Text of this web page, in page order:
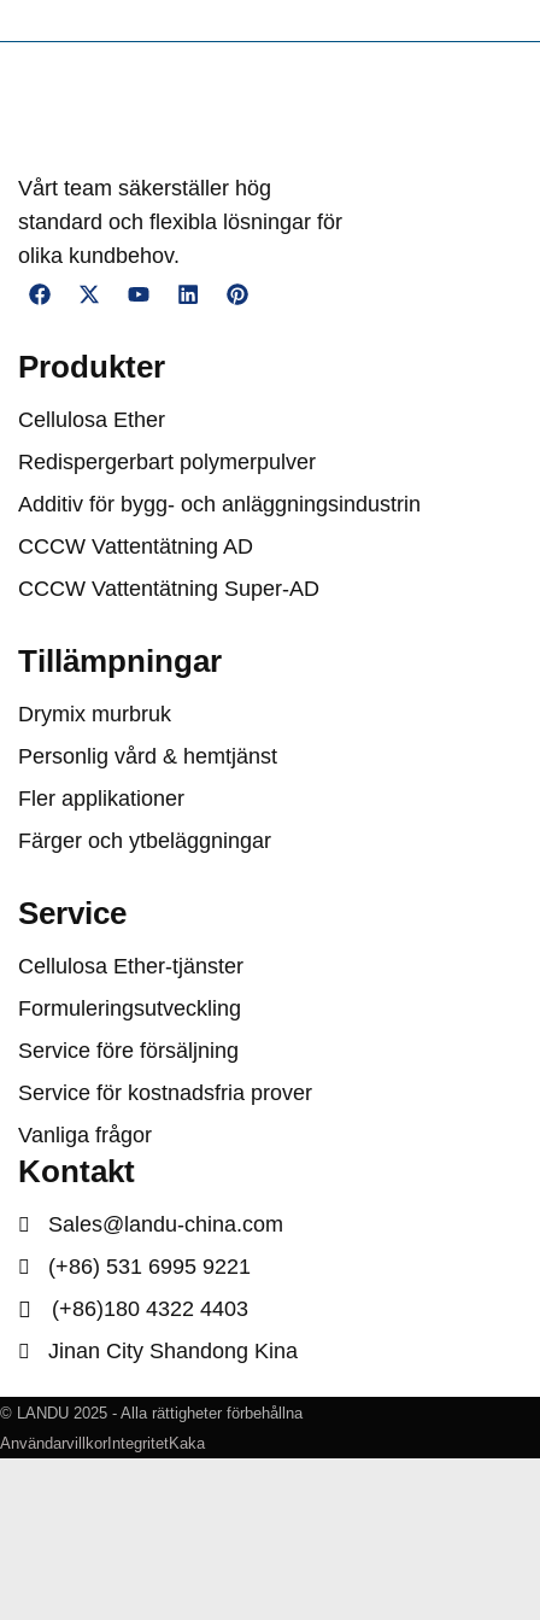
Vårt team säkerställer hög
standard och flexibla lösningar för
olika kundbehov.
Produkter
Cellulosa Ether
Redispergerbart polymerpulver
Additiv för bygg- och anläggningsindustrin
CCCW Vattentätning AD
CCCW Vattentätning Super-AD
Tillämpningar
Drymix murbruk
Personlig vård & hemtjänst
Fler applikationer
Färger och ytbeläggningar
Service
Cellulosa Ether-tjänster
Formuleringsutveckling
Service före försäljning
Service för kostnadsfria prover
Vanliga frågor
Kontakt
Sales@landu-china.com
(+86) 531 6995 9221
(+86)180 4322 4403
Jinan City Shandong Kina
© LANDU 2025 - Alla rättigheter förbehållna
Användarvillkor IntegritetKaka